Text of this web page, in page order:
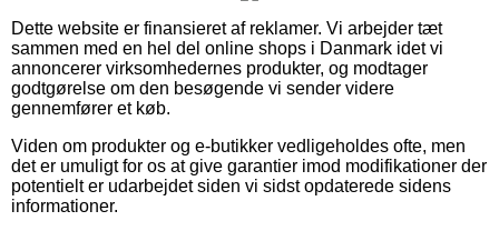
Dette website er finansieret af reklamer. Vi arbejder tæt
sammen med en hel del online shops i Danmark idet vi
annoncerer virksomhedernes produkter, og modtager
godtgørelse om den besøgende vi sender videre
gennemfører et køb.
Viden om produkter og e-butikker vedligeholdes ofte, men
det er umuligt for os at give garantier imod modifikationer der
potentielt er udarbejdet siden vi sidst opdaterede sidens
informationer.